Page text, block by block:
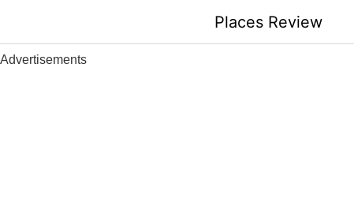
content
Places Review
Advertisements